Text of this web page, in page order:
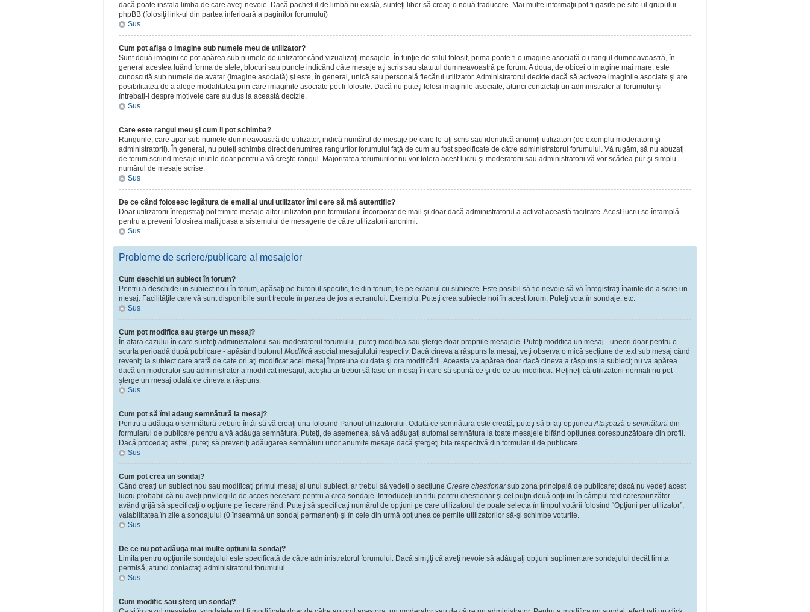
dacă poate instala limba de care aveţi nevoie. Dacă pachetul de limbă nu există, sunteţi liber să creaţi o nouă traducere. Mai multe informaţii pot fi gasite pe site-ul grupului
phpBB (folosiţi link-ul din partea inferioară a paginilor forumului)
Sus
Cum pot afişa o imagine sub numele meu de utilizator?
Sunt două imagini ce pot apărea sub numele de utilizator când vizualizaţi mesajele. În funţie de stilul folosit, prima poate fi o imagine asociată cu rangul dumneavoastră, în
general acestea luând forma de stele, blocuri sau puncte indicând câte mesaje aţi scris sau statutul dumneavoastră pe forum. A doua, de obicei o imagine mai mare, este
cunoscută sub numele de avatar (imagine asociată) şi este, în general, unică sau personală fiecărui utilizator. Administratorul decide dacă să activeze imaginile asociate şi are
posibilitatea de a alege modalitatea prin care imaginile asociate pot fi folosite. Dacă nu puteţi folosi imaginile asociate, atunci contactaţi un administrator al forumului şi
întrebaţi-l despre motivele care au dus la această decizie.
Sus
Care este rangul meu şi cum il pot schimba?
Rangurile, care apar sub numele dumneavoastră de utilizator, indică numărul de mesaje pe care le-aţi scris sau identifică anumiţi utilizatori (de exemplu moderatorii şi
administratorii). În general, nu puteţi schimba direct denumirea rangurilor forumului faţă de cum au fost specificate de către administratorul forumului. Vă rugăm, să nu abuzaţi
de forum scriind mesaje inutile doar pentru a vă creşte rangul. Majoritatea forumurilor nu vor tolera acest lucru şi moderatorii sau administratorii vă vor scădea pur şi simplu
numărul de mesaje scrise.
Sus
De ce când folosesc legătura de email al unui utilizator îmi cere să mă autentific?
Doar utilizatorii înregistraţi pot trimite mesaje altor utilizatori prin formularul încorporat de mail şi doar dacă administratorul a activat această facilitate. Acest lucru se întamplă
pentru a preveni folosirea maliţioasa a sistemului de mesagerie de către utilizatorii anonimi.
Sus
Probleme de scriere/publicare al mesajelor
Cum deschid un subiect în forum?
Pentru a deschide un subiect nou în forum, apăsaţi pe butonul specific, fie din forum, fie pe ecranul cu subiecte. Este posibil să fie nevoie să vă înregistraţi înainte de a scrie un
mesaj. Facilităţile care vă sunt disponibile sunt trecute în partea de jos a ecranului. Exemplu: Puteţi crea subiecte noi în acest forum, Puteţi vota în sondaje, etc.
Sus
Cum pot modifica sau şterge un mesaj?
În afara cazului în care sunteţi administratorul sau moderatorul forumului, puteţi modifica sau şterge doar propriile mesajele. Puteţi modifica un mesaj - uneori doar pentru o
scurta perioadă după publicare - apăsând butonul Modifică asociat mesajulului respectiv. Dacă cineva a răspuns la mesaj, veţi observa o mică secţiune de text sub mesaj când
reveniţi la subiect care arată de cate ori aţi modificat acel mesaj împreuna cu data şi ora modificării. Aceasta va apărea doar dacă cineva a răspuns la subiect; nu va apărea
dacă un moderator sau administrator a modificat mesajul, aceştia ar trebui să lase un mesaj în care să spună ce şi de ce au modificat. Reţineţi că utilizatorii normali nu pot
şterge un mesaj odată ce cineva a răspuns.
Sus
Cum pot să îmi adaug semnătură la mesaj?
Pentru a adăuga o semnătură trebuie întâi să vă creaţi una folosind Panoul utilizatorului. Odată ce semnătura este creată, puteţi să bifaţi opţiuneaAtaşează o semnătură din
formularul de publicare pentru a vă adăuga semnătura. Puteţi, de asemenea, să vă adăugaţi automat semnătura la toate mesajele bifând opţiunea corespunzătoare din profil.
Dacă procedaţi astfel, puteţi să preveniţi adăugarea semnăturii unor anumite mesaje dacă ştergeţi bifa respectivă din formularul de publicare.
Sus
Cum pot crea un sondaj?
Când creaţi un subiect nou sau modificaţi primul mesaj al unui subiect, ar trebui să vedeţi o secţiune Creare chestionarsub zona principală de publicare; dacă nu vedeţi acest
lucru probabil că nu aveţi privilegiile de acces necesare pentru a crea sondaje. Introduceţi un titlu pentru chestionar şi cel puţin două opţiuni în câmpul text corespunzător
având grijă să specificaţi o opţiune pe fiecare rând. Puteţi să specificaţi numărul de opţiuni pe care utilizatorul de poate selecta în timpul votării folosind “Opţiuni per utilizator”,
valabilitatea în zile a sondajului (0 înseamnă un sondaj permanent) şi în cele din urmă opţiunea ce pemite utilizatorilor să-şi schimbe voturile.
Sus
De ce nu pot adăuga mai multe opţiuni la sondaj?
Limita pentru opţiunile sondajului este specificată de către administratorul forumului. Dacă simţiţi că aveţi nevoie să adăugaţi opţiuni suplimentare sondajului decât limita
permisă, atunci contactaţi administratorul forumului.
Sus
Cum modific sau şterg un sondaj?